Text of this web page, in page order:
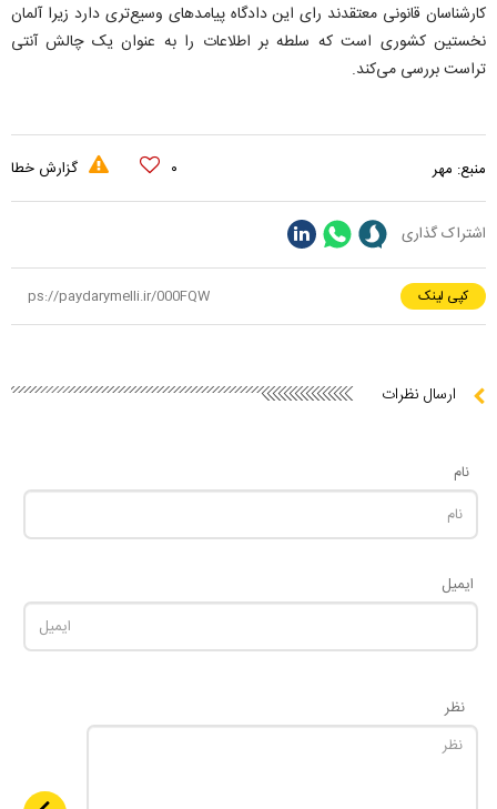
کارشناسان قانونی معتقدند رای این دادگاه پیامدهای وسیع‌تری دارد زیرا آلمان
نخستین کشوری است که سلطه بر اطلاعات را به عنوان یک چالش آنتی
تراست بررسی می‌کند.
منبع: مهر ۰ گزارش خطا
اشتراک گذاری
کپی لینک
ارسال نظرات
نام
ایمیل
نظر